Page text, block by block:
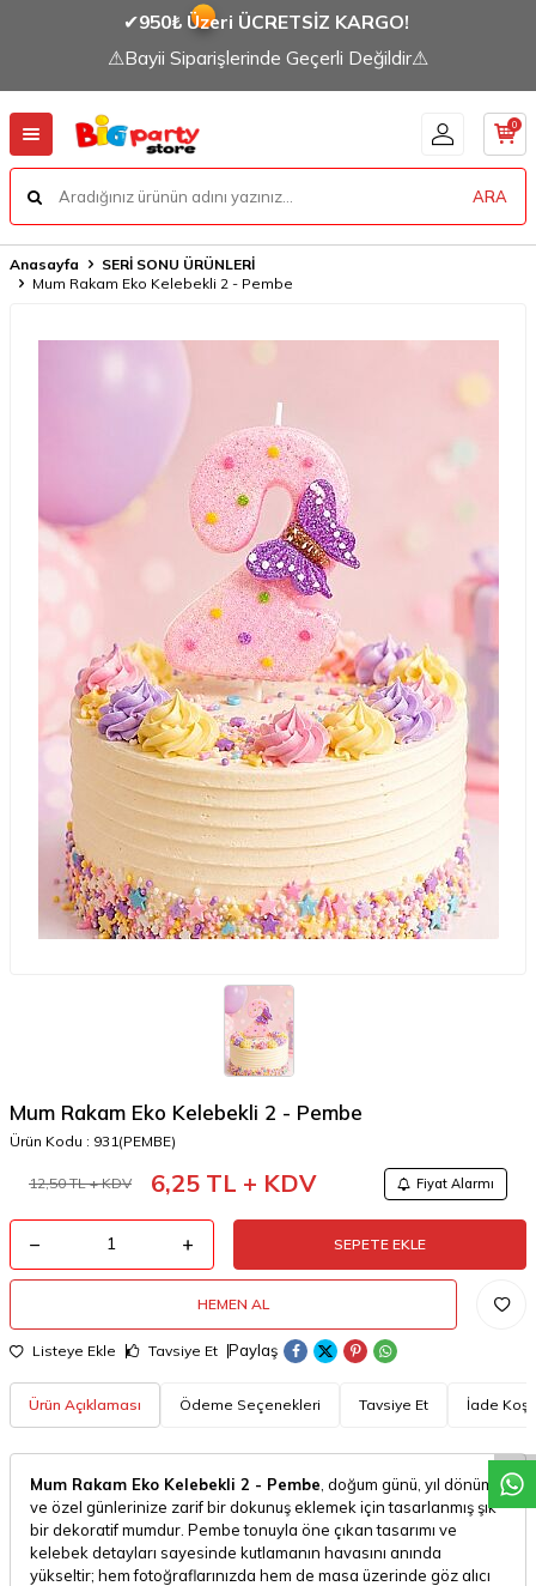
W
h
a
t
a
p
p
D
e
s
t
e
H
a
t
t
✔950₺ Üzeri ÜCRETSİZ KARGO!
⚠Bayii Siparişlerinde Geçerli Değildir⚠
ARA
0
Anasayfa
SERİ SONU ÜRÜNLERİ
Mum Rakam Eko Kelebekli 2 - Pembe
Mum Rakam Eko Kelebekli 2 - Pembe
Ürün Kodu : 931(PEMBE)
12,50TL + KDV 6,25 TL + KDV Fiyat Alarmı
SEPETE EKLE
HEMEN AL
Listeye Ekle Tavsiye Et Paylaş
Ürün Açıklaması Ödeme Seçenekleri Tavsiye Et İade
Mum Rakam Eko Kelebekli 2 - Pembe , doğum günü, yıl dönümü
ve özel günlerinize zarif bir dokunuş eklemek için tasarlanmış şık
bir dekoratif mumdur. Pembe tonuyla öne çıkan tasarımı ve
kelebek detayları sayesinde kutlamanın havasını anında
yükseltir; hem fotoğraflarınızda hem de masa üzerinde göz alıcı